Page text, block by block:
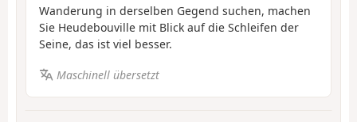
Wanderung in derselben Gegend suchen, machen
Sie Heudebouville mit Blick auf die Schleifen der
Seine, das ist viel besser.
Maschinell übersetzt